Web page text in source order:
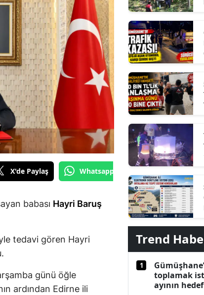
Denizli
Diyarbakır
Edirne
Elazığ
Eskişehir
Gaziantep
Giresun
Hatay
Mersin
X'de Paylaş Whatsapp'tan Gönder
babası Hayri Baruş
tedavi gören Hayri
günü öğle
ardından Edirne ili
Trend
1
toplamak
ayının